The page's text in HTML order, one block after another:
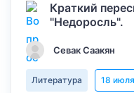
Краткий
"Недоросль".
Севак Саакян
Литература 18